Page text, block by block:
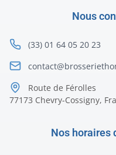
Nous
(33) 01 64 05 20 23
Route de Férolles
77173 Chevry-Cossigny,
Nos horaires